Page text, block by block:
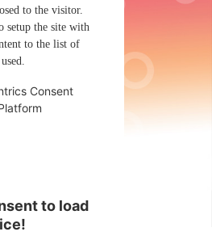
to the visitor.
setup the site with
to the list of
Consent
to load